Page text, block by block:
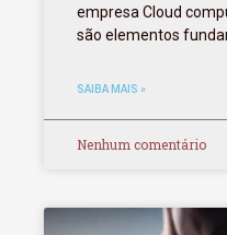
empresa Cloud
são elementos
SAIBA MAIS »
Nenhum comentário